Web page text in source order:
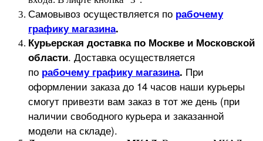
Самовывоз осуществляется по рабочему
графику магазина.
Курьерская доставка по Москве и Московской
области. Доставка осуществляется
по рабочему графику магазина. При
оформлении заказа до 14 часов наши курьеры
смогут привезти вам заказ в тот же день (при
наличии свободного курьера и заказанной
модели на складе).